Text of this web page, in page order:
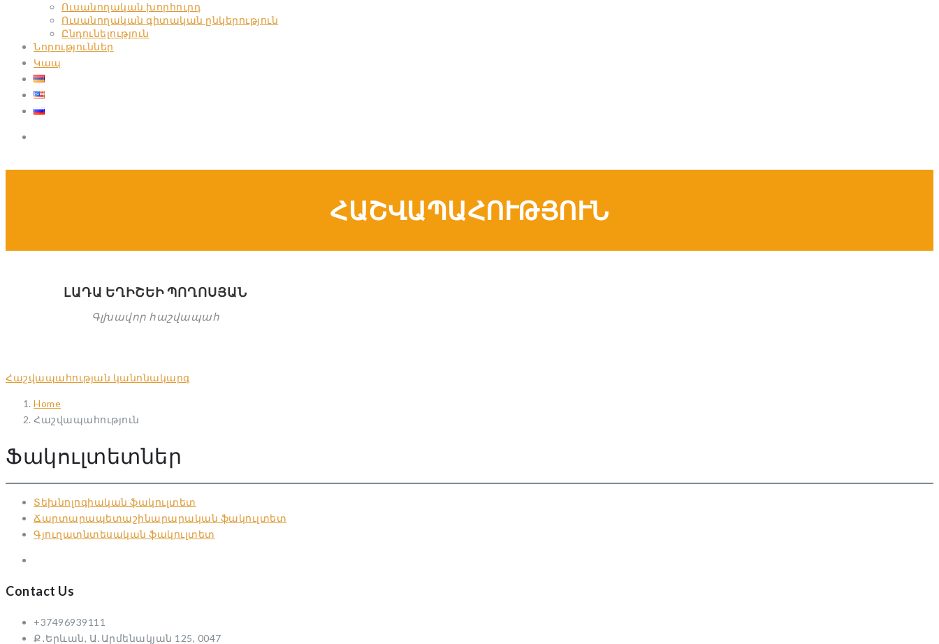
Ուսանողական խորհուրդ
Ուսանողական գիտական ընկերություն
Ընդունելություն
Նորություններ
Կապ
ՀԱՇՎԱՊԱՀՈՒԹՅՈՒՆ
ԼԱԴԱ ԵՂԻՇԵԻ ՊՈՂՈՍՅԱՆ
Գլխավոր հաշվապահ
Հաշվապահության կանոնակարգ
Home
Հաշվապահություն
Ֆակուլտետներ
Տեխնոլոգիական ֆակուլտետ
Ճարտարապետաշինարարական ֆակուլտետ
Գյուղատնտեսական ֆակուլտետ
Contact Us
+37496939111
Ք․Երևան, Ա․Արմենակյան 125, 0047